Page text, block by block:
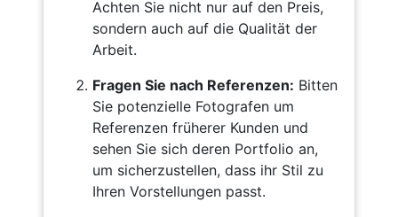
Achten Sie nicht nur auf den Preis,
sondern auch auf die Qualität der
Arbeit.
Fragen Sie nach Referenzen: Bitten
Sie potenzielle Fotografen um
Referenzen früherer Kunden und
sehen Sie sich deren Portfolio an,
um sicherzustellen, dass ihr Stil zu
Ihren Vorstellungen passt.